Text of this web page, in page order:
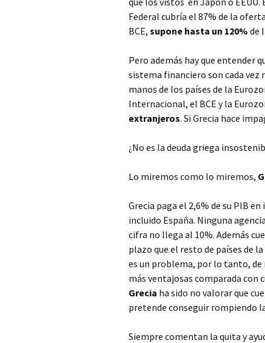
Federal cubría el 87% de la
BCE, supone hasta un 120% de
Pero además hay que entender
sistema financiero son cada vez
manos de los países de la
Internacional, el BCE y la
extranjeros. Si Grecia hace
¿No es la deuda griega
Lo miremos como lo miremos,
Grecia paga el 2,6% de su PIB
incluido España. Ninguna
cifra no llega al 10%. Además
plazo que el resto de países de
es un problema, por lo tanto, de
más ventajosas comparada con
Grecia ha sido no valorar que
pretende conseguir rompiendo
Siempre comentan la quita y